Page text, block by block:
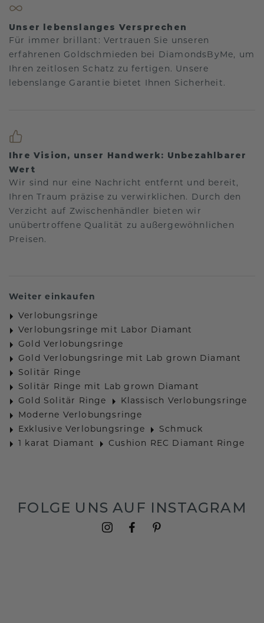
Unser lebenslanges Versprechen
Für immer brillant: Vertrauen Sie unseren
erfahrenen Goldschmieden bei DiamondsByMe, um
Ihren zeitlosen Schatz zu fertigen. Unsere
lebenslange Garantie bietet Ihnen Sicherheit.
Ihre Vision, unser Handwerk: Unbezahlbarer
Wert
Wir sind nur eine Nachricht entfernt und bereit,
Ihren Traum präzise zu verwirklichen. Durch den
Verzicht auf Zwischenhändler bieten wir
unübertroffene Qualität zu außergewöhnlichen
Preisen.
Weiter einkaufen
Verlobungsringe
Verlobungsringe mit Labor Diamant
Gold Verlobungsringe
Gold Verlobungsringe mit Lab grown Diamant
Solitär Ringe
Solitär Ringe mit Lab grown Diamant
Gold Solitär Ringe
Klassisch Verlobungsringe
Moderne Verlobungsringe
Exklusive Verlobungsringe
Schmuck
1 karat Diamant
Cushion REC Diamant Ringe
FOLGE UNS AUF INSTAGRAM